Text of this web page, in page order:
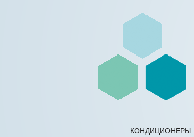
КОНДИЦИОНЕРЫ